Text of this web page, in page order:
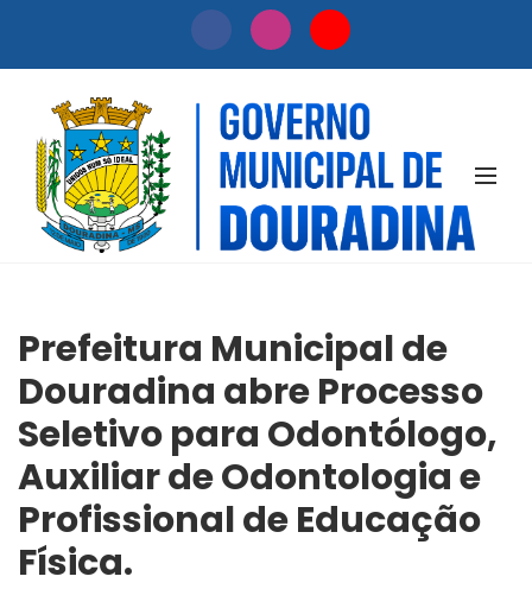
NOTÍCIAS
Prefeitura Municipal de
Douradina abre Processo
Seletivo para Odontólogo,
Auxiliar de Odontologia e
Profissional de Educação
Física.